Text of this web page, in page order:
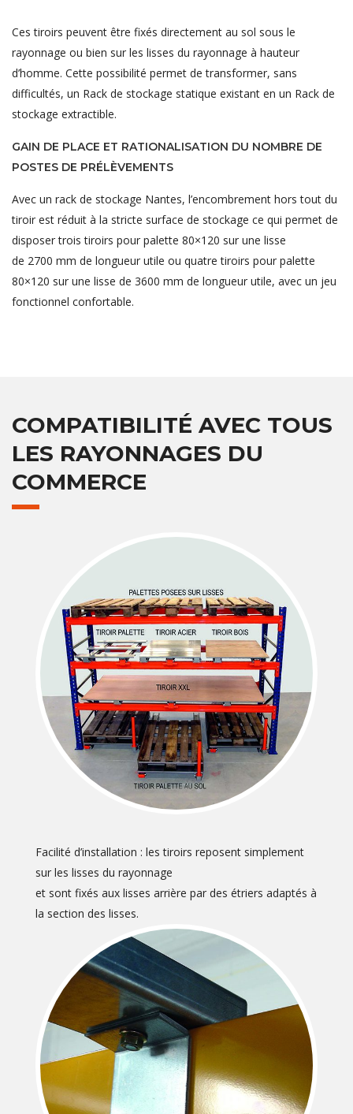
Ces tiroirs peuvent être fixés directement au sol sous le
rayonnage ou bien sur les lisses du rayonnage à hauteur
d’homme. Cette possibilité permet de transformer, sans
difficultés, un Rack de stockage statique existant en un Rack de
stockage extractible.
GAIN DE PLACE ET RATIONALISATION DU NOMBRE DE
POSTES DE PRÉLÈVEMENTS
Avec un rack de stockage Nantes, l’encombrement hors tout du
tiroir est réduit à la stricte surface de stockage ce qui permet de
disposer trois tiroirs pour palette 80×120 sur une lisse
de 2700 mm de longueur utile ou quatre tiroirs pour palette
80×120 sur une lisse de 3600 mm de longueur utile, avec un jeu
fonctionnel confortable.
COMPATIBILITÉ AVEC TOUS
LES RAYONNAGES DU
COMMERCE
Facilité d’installation : les tiroirs reposent simplement
sur les lisses du rayonnage
et sont fixés aux lisses arrière par des étriers adaptés à
la section des lisses.